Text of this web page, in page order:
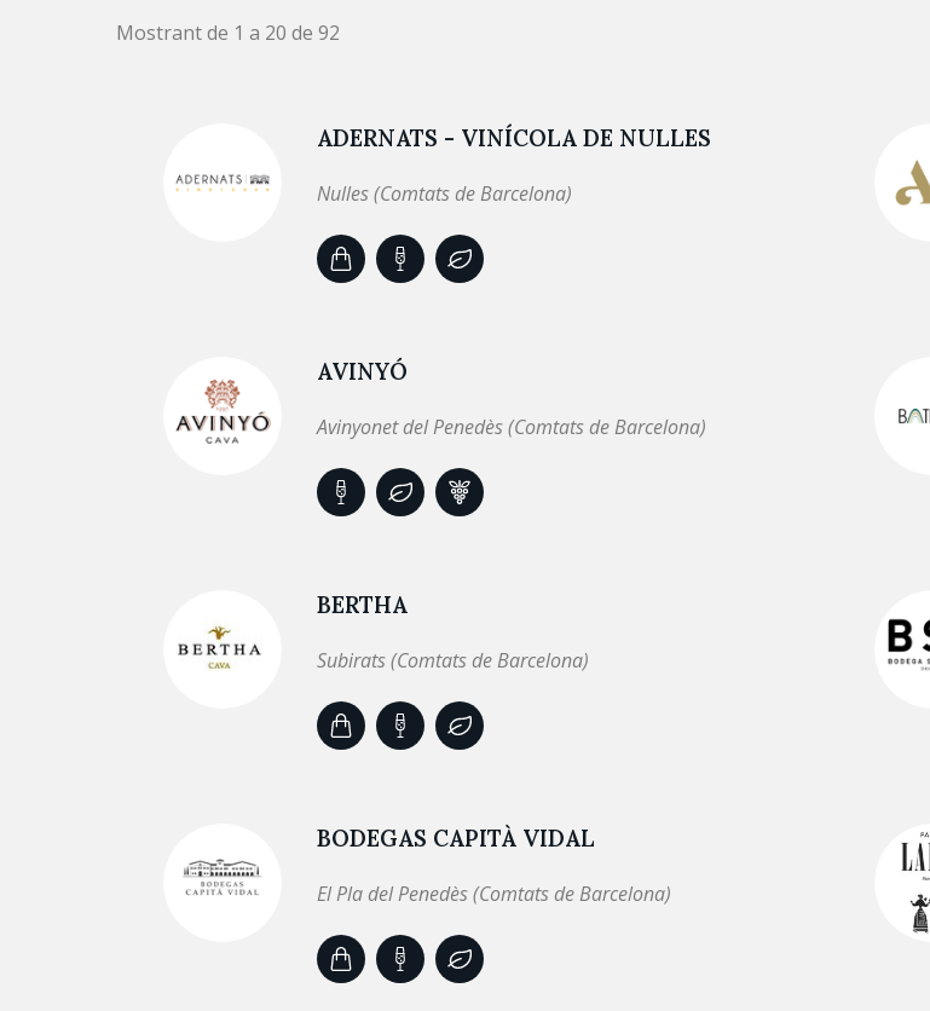
Mostrant de 1 a 20 de 92
ADERNATS - VINÍCOLA DE NULLES
Nulles (Comtats de Barcelona)
AVINYÓ
Avinyonet del Penedès (Comtats de Barcelona)
BERTHA
Subirats (Comtats de Barcelona)
BODEGAS CAPITÀ VIDAL
El Pla del Penedès (Comtats de Barcelona)